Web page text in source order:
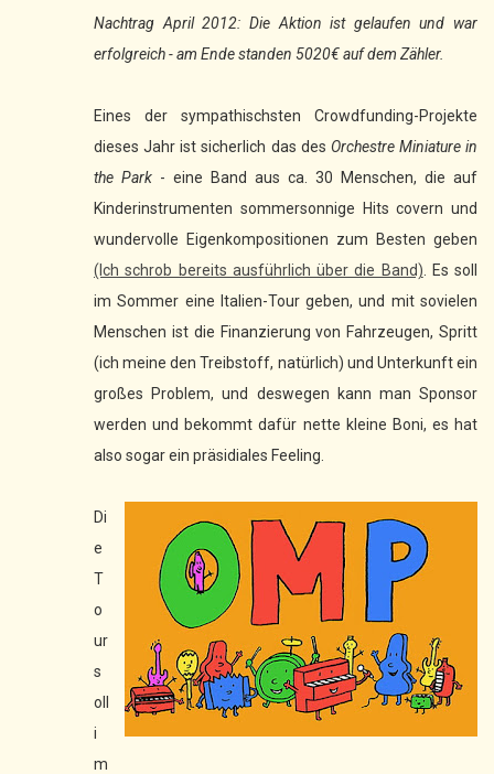
Nachtrag April 2012: Die Aktion ist gelaufen und war
erfolgreich - am Ende standen 5020€ auf dem Zähler.
Eines der sympathischsten Crowdfunding-Projekte
dieses Jahr ist sicherlich das des Orchestre Miniature in
the Park - eine Band aus ca. 30 Menschen, die auf
Kinderinstrumenten sommersonnige Hits covern und
wundervolle Eigenkompositionen zum Besten geben
(Ich schrob bereits ausführlich über die Band) . Es soll
im Sommer eine Italien-Tour geben, und mit sovielen
Menschen ist die Finanzierung von Fahrzeugen, Spritt
(ich meine den Treibstoff, natürlich) und Unterkunft ein
großes Problem, und deswegen kann man Sponsor
werden und bekommt dafür nette kleine Boni, es hat
also sogar ein präsidiales Feeling.
Di
e
T
o
ur
s
oll
i
m